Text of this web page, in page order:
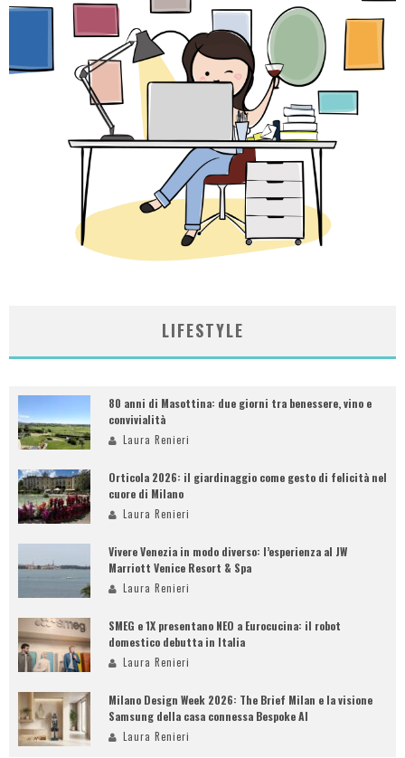
LIFESTYLE
80 anni di Masottina: due giorni tra benessere, vino e
convivialità
Laura Renieri
Orticola 2026: il giardinaggio come gesto di felicità nel
cuore di Milano
Laura Renieri
Vivere Venezia in modo diverso: l’esperienza al JW
Marriott Venice Resort & Spa
Laura Renieri
SMEG e 1X presentano NEO a Eurocucina: il robot
domestico debutta in Italia
Laura Renieri
Milano Design Week 2026: The Brief Milan e la visione
Samsung della casa connessa Bespoke AI
Laura Renieri